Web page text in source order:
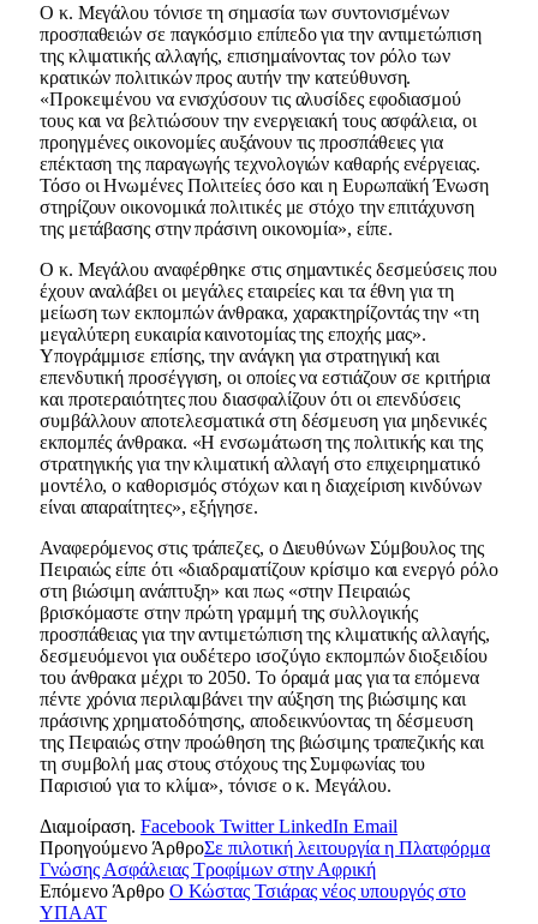
Ο κ. Μεγάλου τόνισε τη σημασία των συντονισμένων
προσπαθειών σε παγκόσμιο επίπεδο για την αντιμετώπιση
της κλιματικής αλλαγής, επισημαίνοντας τον ρόλο των
κρατικών πολιτικών προς αυτήν την κατεύθυνση.
«Προκειμένου να ενισχύσουν τις αλυσίδες εφοδιασμού
τους και να βελτιώσουν την ενεργειακή τους ασφάλεια, οι
προηγμένες οικονομίες αυξάνουν τις προσπάθειες για
επέκταση της παραγωγής τεχνολογιών καθαρής ενέργειας.
Τόσο οι Ηνωμένες Πολιτείες όσο και η Ευρωπαϊκή Ένωση
στηρίζουν οικονομικά πολιτικές με στόχο την επιτάχυνση
της μετάβασης στην πράσινη οικονομία», είπε.
Ο κ. Μεγάλου αναφέρθηκε στις σημαντικές δεσμεύσεις που
έχουν αναλάβει οι μεγάλες εταιρείες και τα έθνη για τη
μείωση των εκπομπών άνθρακα, χαρακτηρίζοντάς την «τη
μεγαλύτερη ευκαιρία καινοτομίας της εποχής μας».
Υπογράμμισε επίσης, την ανάγκη για στρατηγική και
επενδυτική προσέγγιση, οι οποίες να εστιάζουν σε κριτήρια
και προτεραιότητες που διασφαλίζουν ότι οι επενδύσεις
συμβάλλουν αποτελεσματικά στη δέσμευση για μηδενικές
εκπομπές άνθρακα. «Η ενσωμάτωση της πολιτικής και της
στρατηγικής για την κλιματική αλλαγή στο επιχειρηματικό
μοντέλο, ο καθορισμός στόχων και η διαχείριση κινδύνων
είναι απαραίτητες», εξήγησε.
Αναφερόμενος στις τράπεζες, ο Διευθύνων Σύμβουλος της
Πειραιώς είπε ότι «διαδραματίζουν κρίσιμο και ενεργό ρόλο
στη βιώσιμη ανάπτυξη» και πως «στην Πειραιώς
βρισκόμαστε στην πρώτη γραμμή της συλλογικής
προσπάθειας για την αντιμετώπιση της κλιματικής αλλαγής,
δεσμευόμενοι για ουδέτερο ισοζύγιο εκπομπών διοξειδίου
του άνθρακα μέχρι το 2050. Το όραμά μας για τα επόμενα
πέντε χρόνια περιλαμβάνει την αύξηση της βιώσιμης και
πράσινης χρηματοδότησης, αποδεικνύοντας τη δέσμευση
της Πειραιώς στην προώθηση της βιώσιμης τραπεζικής και
τη συμβολή μας στους στόχους της Συμφωνίας του
Παρισιού για το κλίμα», τόνισε ο κ. Μεγάλου.
Διαμοίραση. Facebook Twitter LinkedIn Email
Προηγούμενο ΆρθροΣε πιλοτική λειτουργία η Πλατφόρμα
Γνώσης Ασφάλειας Τροφίμων στην Αφρική
Επόμενο Άρθρο Ο Κώστας Τσιάρας νέος υπουργός στο
ΥΠΑΑΤ